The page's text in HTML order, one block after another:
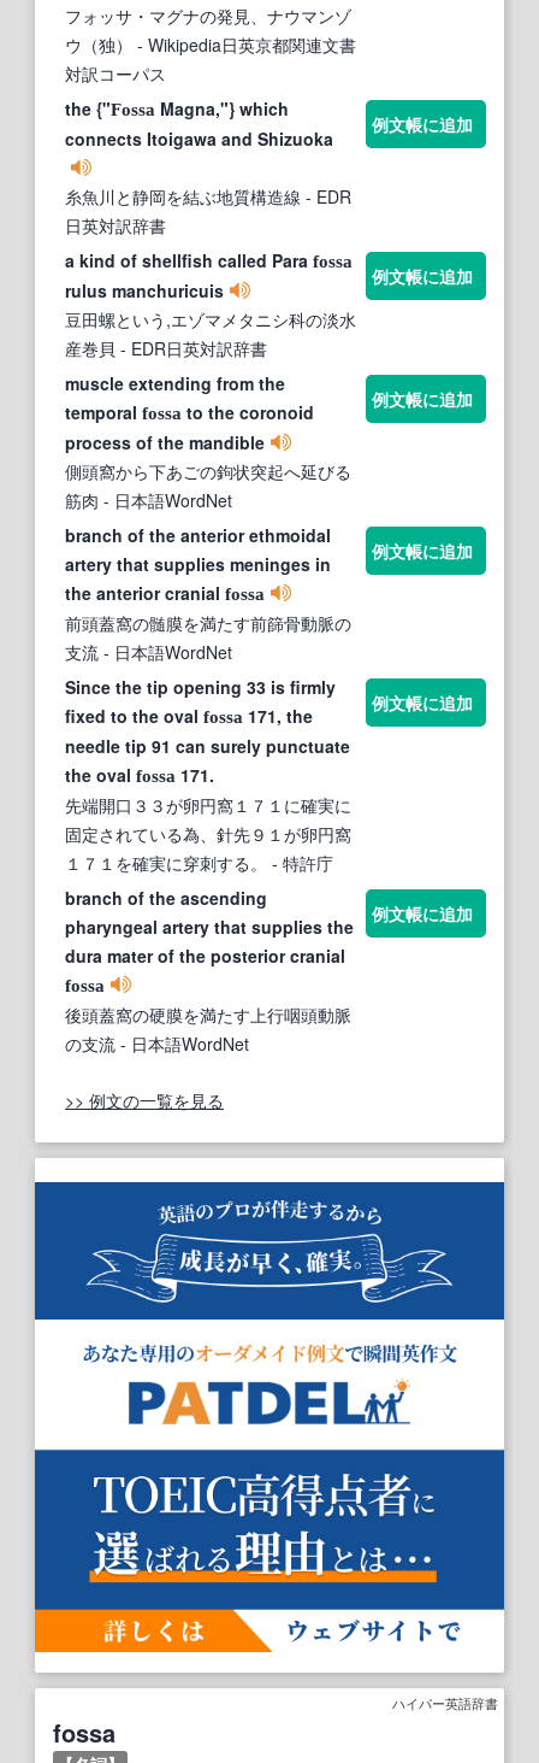
フォッサ・マグナの発見、ナウマンゾ
ウ（独）
- Wikipedia日英京都関連文書
対訳コーパス
the {"Fossa Magna,"} which
connects Itoigawa and Shizuoka
糸魚川と静岡を結ぶ地質構造線 - EDR
日英対訳辞書
例文帳に追加
a kind of shellfish called Para fossa
rulus manchuricuis
豆田螺という,エゾマメタニシ科の淡水
産巻貝 - EDR日英対訳辞書
例文帳に追加
muscle extending from the
temporal fossa to the coronoid
process of the mandible
側頭窩から下あごの鉤状突起へ延びる
筋肉 - 日本語WordNet
例文帳に追加
branch of the anterior ethmoidal
artery that supplies meninges in
the anterior cranial fossa
前頭蓋窩の髄膜を満たす前篩骨動脈の
支流 - 日本語WordNet
例文帳に追加
Since the tip opening 33 is firmly
fixed to the oval fossa 171, the
needle tip 91 can surely punctuate
the oval fossa 171.
先端開口３３が卵円窩１７１に確実に
固定されている為、針先９１が卵円窩
１７１を確実に穿刺する。
- 特許庁
例文帳に追加
branch of the ascending
pharyngeal artery that supplies the
dura mater of the posterior cranial
fossa
後頭蓋窩の硬膜を満たす上行咽頭動脈
の支流 - 日本語WordNet
例文帳に追加
>> 例文の一覧を見る
ハイパー英語辞書
fossa